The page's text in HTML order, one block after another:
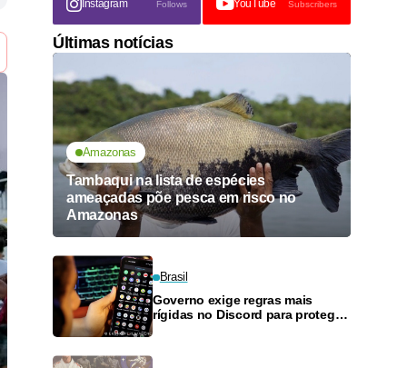
Instagram Follows YouTube Subscribers
Últimas notícias
Amazonas
Tambaqui na lista de espécies
ameaçadas põe pesca em risco no
Amazonas
Brasil
Governo exige regras mais
rígidas no Discord para proteger